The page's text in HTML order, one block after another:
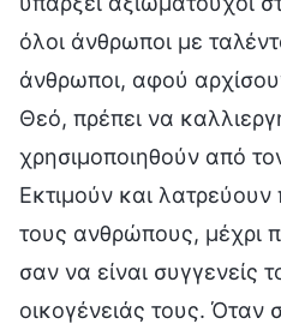
όλοι άνθρωποι με
άνθρωποι, αφού
Θεό, πρέπει να
χρησιμοποιηθούν από
Εκτιμούν και
τους ανθρώπους, μέχρι
σαν να είναι συγγενείς
οικογένειάς τους. Όταν